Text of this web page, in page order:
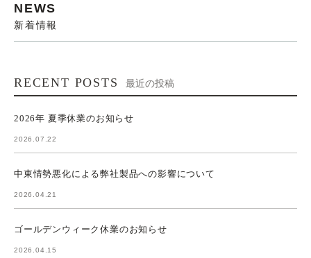
NEWS
新着情報
RECENT POSTS 最近の投稿
2026年 夏季休業のお知らせ
2026.07.22
中東情勢悪化による弊社製品への影響について
2026.04.21
ゴールデンウィーク休業のお知らせ
2026.04.15